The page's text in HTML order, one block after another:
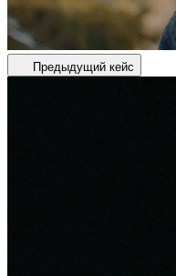
Предыдущий кейс